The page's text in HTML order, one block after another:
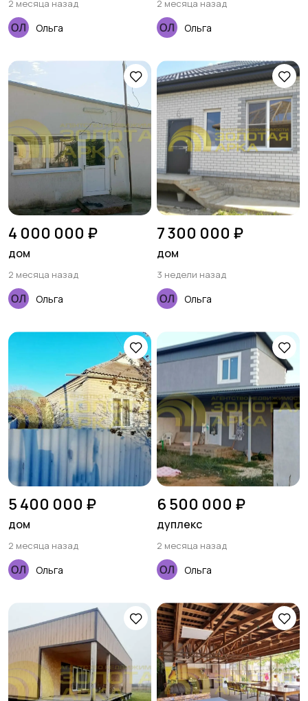
2 месяца назад
Ольга
2 месяца назад
Ольга
4 000 000 ₽
дом
2 месяца назад
Ольга
7 300 000 ₽
дом
3 недели назад
Ольга
5 400 000 ₽
дом
2 месяца назад
Ольга
6 500 000 ₽
дуплекс
2 месяца назад
Ольга